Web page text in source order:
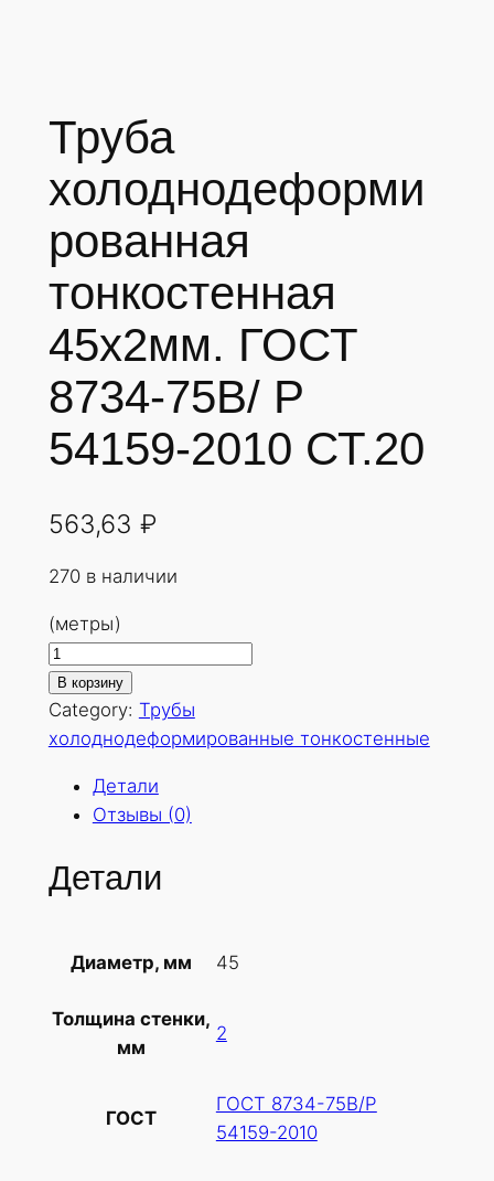
Труба
холоднодеформи
рованная
тонкостенная
45х2мм. ГОСТ
8734-75В/ Р
54159-2010 СТ.20
563,63 ₽
270 в наличии
(метры)
К
о
л
и
в
а
В корзину
Category: Трубы
холоднодеформированные тонкостенные
Детали
Отзывы (0)
Детали
Диаметр, мм 45
Толщина стенки,
мм
2
ГОСТ
ГОСТ 8734-75В/Р
54159-2010